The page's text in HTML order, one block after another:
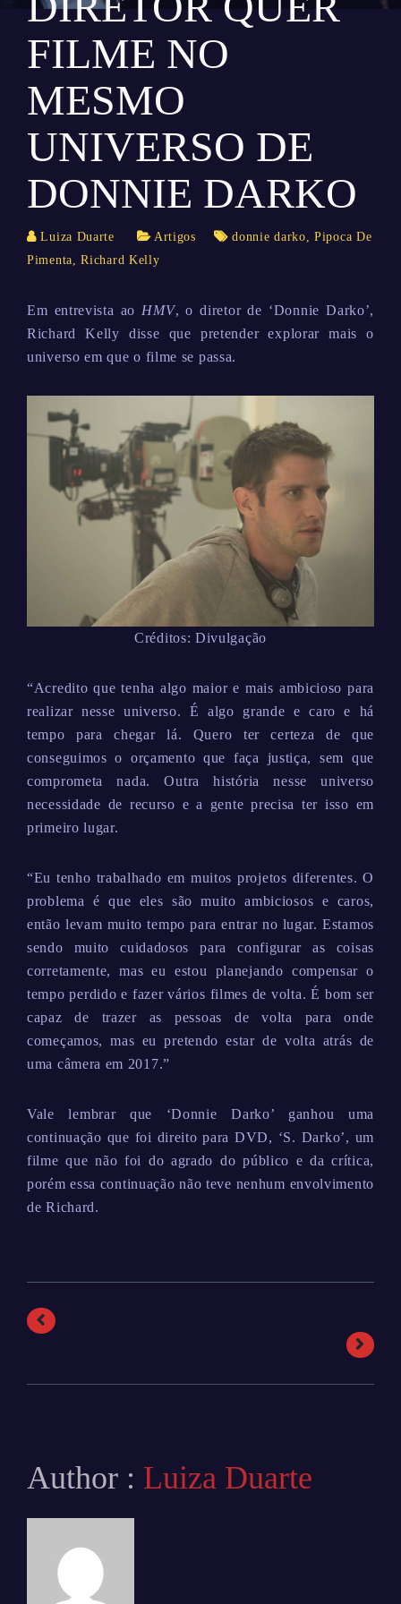
FILME NO
MESMO
UNIVERSO DE
DONNIE DARKO
Luiza Duarte Artigos donnie darko,Pipoca De
Pimenta,Richard Kelly
Em entrevista ao HMV, o diretor de ‘Donnie Darko’,
Richard Kelly disse que pretender explorar mais o
universo em que o filme se passa.
Créditos: Divulgação
“Acredito que tenha algo maior e mais ambicioso para
realizar nesse universo. É algo grande e caro e há
tempo para chegar lá. Quero ter certeza de que
conseguimos o orçamento que faça justiça, sem que
comprometa nada. Outra história nesse universo
necessidade de recurso e a gente precisa ter isso em
primeiro lugar.
“Eu tenho trabalhado em muitos projetos diferentes. O
problema é que eles são muito ambiciosos e caros,
então levam muito tempo para entrar no lugar. Estamos
sendo muito cuidadosos para configurar as coisas
corretamente, mas eu estou planejando compensar o
tempo perdido e fazer vários filmes de volta. É bom ser
capaz de trazer as pessoas de volta para onde
começamos, mas eu pretendo estar de volta atrás de
uma câmera em 2017.”
Vale lembrar que ‘Donnie Darko’ ganhou uma
continuação que foi direito para DVD, ‘S. Darko’, um
filme que não foi do agrado do público e da crítica,
porém essa continuação não teve nenhum envolvimento
de Richard.
Author : Luiza Duarte